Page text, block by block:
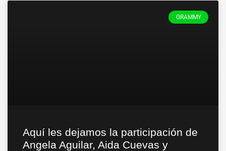
GRAMMY
Aquí les dejamos la participación de
Angela Aguilar, Aida Cuevas y